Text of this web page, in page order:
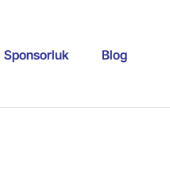
Sponsorluk Blog